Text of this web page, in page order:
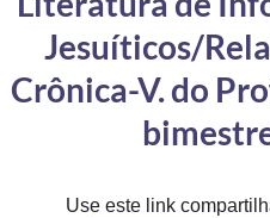
Secretaria-Geral
Secretaria de Governo
Gabinete de Segurança Institucional
Jesuíticos/
Crônica-V. do
Use este link